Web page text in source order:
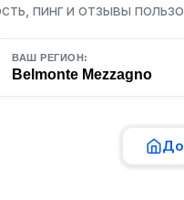
пинг и отзывы
ВАШ РЕГИОН:
Belmonte Mezzagno